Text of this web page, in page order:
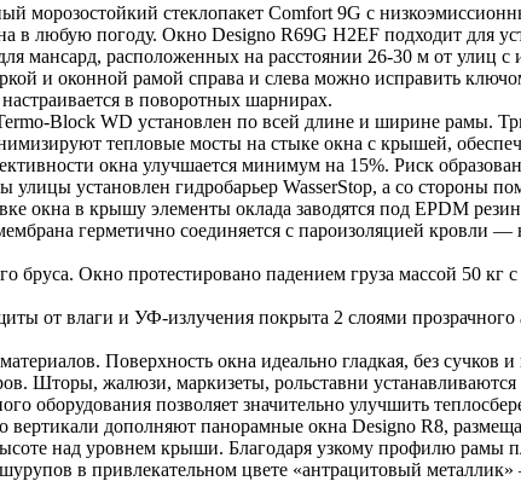
морозостойкий стеклопакет Comfort 9G с
любую погоду. Окно Designo R69G H2EF подходит для
мансард, расположенных на расстоянии 26-30 м от
и оконной рамой справа и слева можно исправить
в поворотных шарнирах.
Block WD установлен по всей длине и ширине рамы.
тепловые мосты на стыке окна с крышей,
окна улучшается минимум на 15%. Риск
улицы установлен гидробарьер WasserStop, а со
окна в крышу элементы оклада заводятся под EPDM
герметично соединяется с пароизоляцией
бруса. Окно протестировано падением груза массой 50 кг
от влаги и УФ-излучения покрыта 2 слоями
Поверхность окна идеально гладкая, без сучков
Шторы, жалюзи, маркизеты, рольставни устанавливаются
оборудования позволяет значительно улучшить
дополняют панорамные окна Designo R8,
над уровнем крыши. Благодаря узкому профилю рамы
в привлекательном цвете «антрацитовый